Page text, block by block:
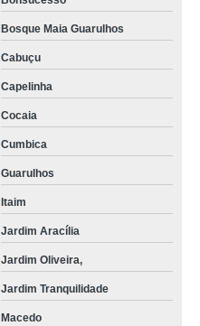
Bosque Maia Guarulhos
Cabuçu
Capelinha
Cocaia
Cumbica
Guarulhos
Itaim
Jardim Aracília
Jardim Oliveira,
Jardim Tranquilidade
Macedo